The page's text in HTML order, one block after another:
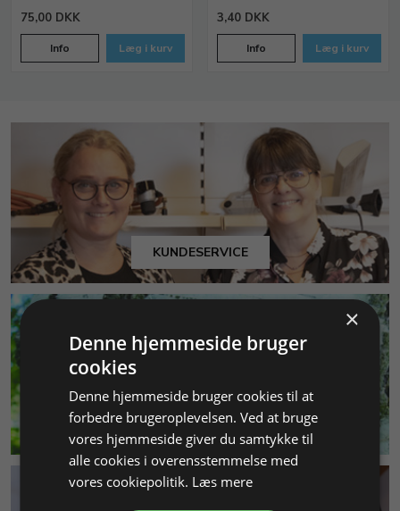
75,00 DKK
Info Læg i kurv
3,40 DKK
Info Læg i kurv
KUNDESERVICE
MILJØ & BÆREDYGTIGHED
×
Denne hjemmeside bruger
cookies
Denne hjemmeside bruger cookies til at
forbedre brugeroplevelsen. Ved at bruge
vores hjemmeside giver du samtykke til
alle cookies i overensstemmelse med
vores cookiepolitik. Læs mere